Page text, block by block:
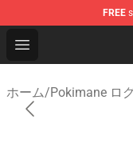
FREE
Open menu
ホーム/Pokimane ロ